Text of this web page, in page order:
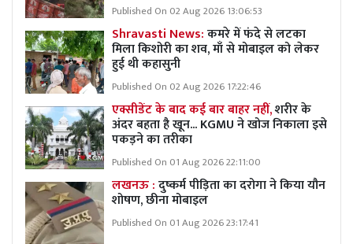
Published On 02 Aug 2026 13:06:53
Shravasti News:कमरे में फंदे से लटका
मिला किशोरी का शव, माँ से मोबाइल को लेकर
हुई थी कहासुनी
Published On 02 Aug 2026 17:22:46
एक्सीडेंट के बाद कई बार बाहर नहीं,शरीर के
अंदर बहता है खून... KGMU ने खोज निकाला इसे
पकड़ने का तरीका
Published On 01 Aug 2026 22:11:00
लखनऊ :दुष्कर्म पीड़िता का दरोगा ने किया यौन
शोषण, छीना मोबाइल
Published On 01 Aug 2026 23:17:41